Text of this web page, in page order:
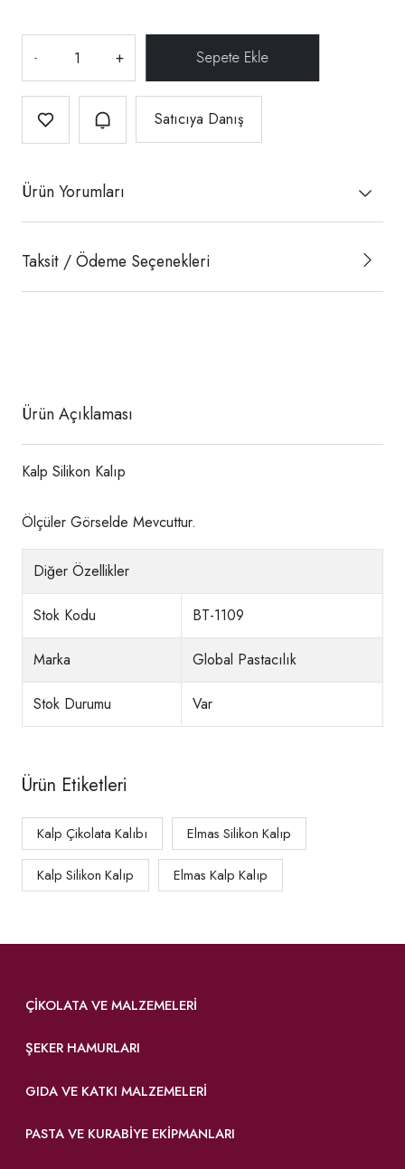
- +
Satıcıya Danış
Ürün Yorumları
Taksit / Ödeme Seçenekleri
Ürün Açıklaması
Kalp Silikon Kalıp
Ölçüler Görselde Mevcuttur.
Diğer Özellikler
Stok Kodu BT-1109
Marka Global Pastacılık
Stok Durumu Var
Ürün Etiketleri
Kalp Çikolata Kalıbı Elmas Silikon Kalıp
Kalp Silikon Kalıp Elmas Kalp Kalıp
ÇIKOLATA VE MALZEMELERI
ŞEKER HAMURLARI
GIDA VE KATKI MALZEMELERI
PASTA VE KURABIYE EKIPMANLARI